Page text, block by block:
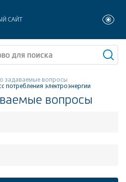
САЙТ
морозильники
машины
задаваемые вопросы
потребления электроэнергии
вопросы